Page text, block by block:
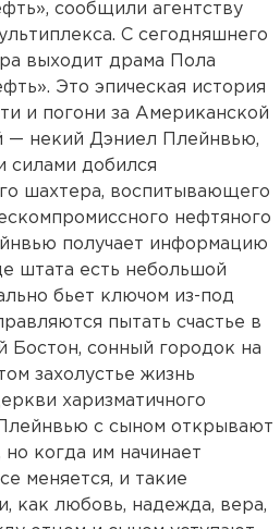
сообщили агентству
С сегодняшнего
выходит драма Пола
Это эпическая история
и погони за Американской
— некий Дэниел Плейнвью,
силами добился
шахтера, воспитывающего
нефтяного
получает информацию
штата есть небольшой
бьет ключом из-под
пытать счастье в
Бостон, сонный городок на
захолустье жизнь
харизматичного
с сыном открывают
когда им начинает
меняется, и такие
как любовь, надежда, вера,